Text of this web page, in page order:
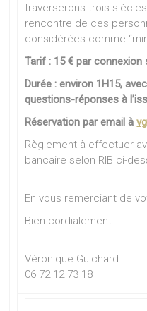
traverserons trois siècles
rencontre de ces
considérées comme
Tarif : 15 € par
Durée : environ 1H15,
questions-réponses à
Réservation par email à
Règlement à effectuer
bancaire selon RIB ci-
En vous remerciant de
Bien cordialement
Véronique Guichard
06 72 12 73 18